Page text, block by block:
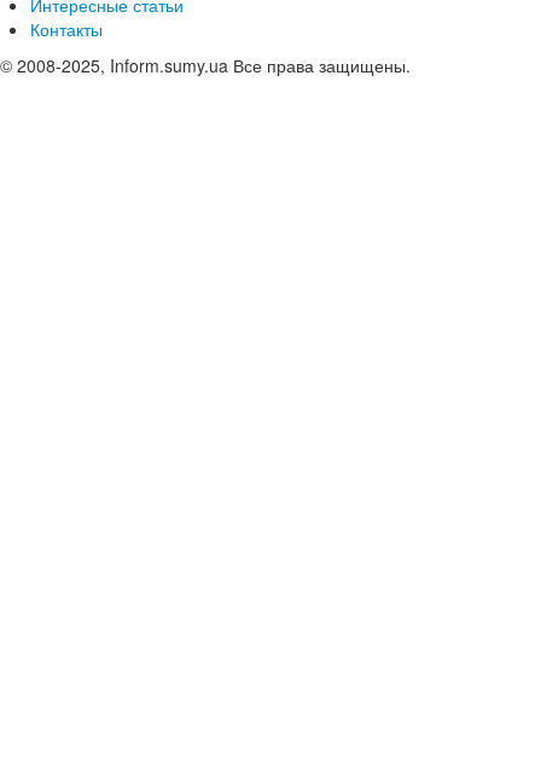
Интересные статьи
Контакты
© 2008-2025, Inform.sumy.ua Все права защищены.